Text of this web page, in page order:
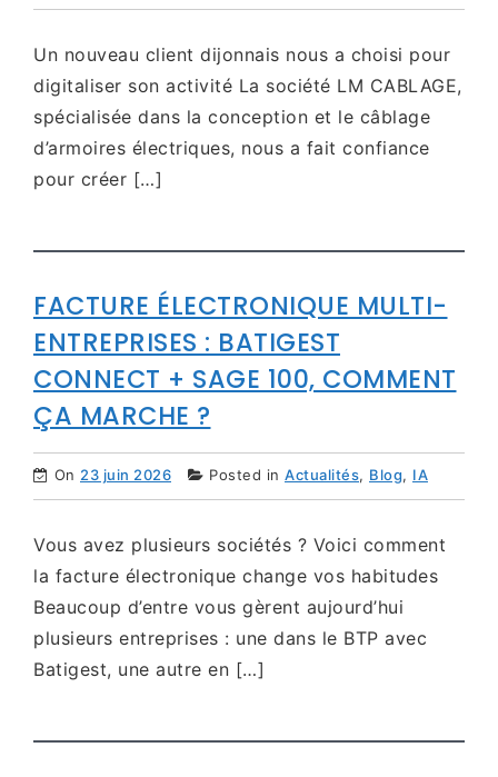
Un nouveau client dijonnais nous a choisi pour
digitaliser son activité La société LM CABLAGE,
spécialisée dans la conception et le câblage
d’armoires électriques, nous a fait confiance
pour créer […]
FACTURE ÉLECTRONIQUE MULTI-
ENTREPRISES : BATIGEST
CONNECT + SAGE 100, COMMENT
ÇA MARCHE ?
On 23 juin 2026 Posted in Actualités, Blog, IA
Vous avez plusieurs sociétés ? Voici comment
la facture électronique change vos habitudes
Beaucoup d’entre vous gèrent aujourd’hui
plusieurs entreprises : une dans le BTP avec
Batigest, une autre en […]